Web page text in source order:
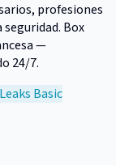
profesiones
Box
—
24/7.
Leaks Basic